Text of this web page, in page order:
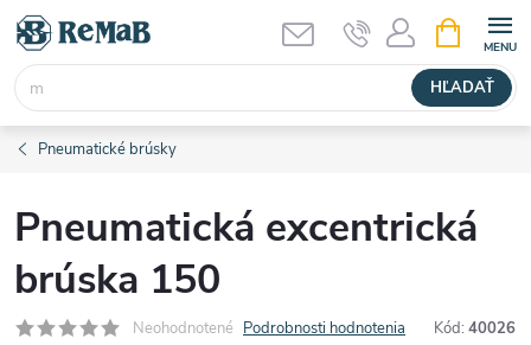
Prejsť
obsah
HĽADAŤ
KOŠÍK
Pneumatické brúsky
Pneumatická excentrická
brúska 150
Neohodnotené Podrobnosti hodnotenia Kód: 40026